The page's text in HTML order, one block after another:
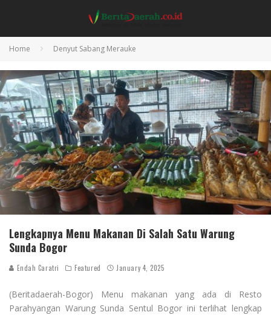
Home Denyut Sabang Merauke
Lengkapnya Menu Makanan Di Salah Satu Warung
Sunda Bogor
Endah Caratri Featured January 4, 2025
(Beritadaerah-Bogor) Menu makanan yang ada di Resto
Parahyangan Warung Sunda Sentul Bogor ini terlihat lengkap